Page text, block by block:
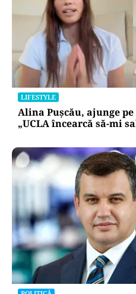
LIFESTYLE
Alina Pușcău, ajunge
„UCLA încearcă să-mi